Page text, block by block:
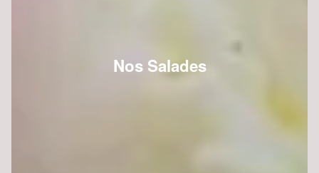
Nos Salades